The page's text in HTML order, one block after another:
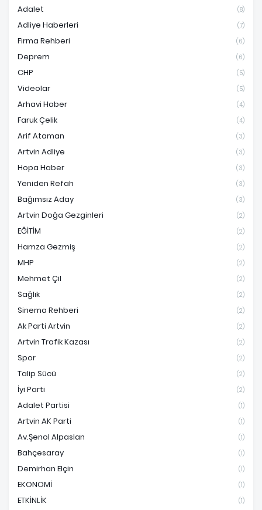
Adalet (8)
Adliye Haberleri (7)
Firma Rehberi (6)
Deprem (6)
CHP (5)
Videolar (5)
Arhavi Haber (4)
Faruk Çelik (4)
Arif Ataman (3)
Artvin Adliye (3)
Hopa Haber (3)
Yeniden Refah (3)
Bağımsız Aday (3)
Artvin Doğa Gezginleri (2)
EĞİTİM (2)
Hamza Gezmiş (2)
MHP (2)
Mehmet Çil (2)
Sağlık (2)
Sinema Rehberi (2)
Ak Parti Artvin (2)
Artvin Trafik Kazası (2)
Spor (2)
Talip Sücü (2)
İyi Parti (2)
Adalet Partisi (1)
Artvin AK Parti (1)
Av.Şenol Alpaslan (1)
Bahçesaray (1)
Demirhan Elçin (1)
EKONOMİ (1)
ETKİNLİK (1)